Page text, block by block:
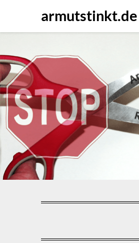
Inhalt
armutstinkt.de